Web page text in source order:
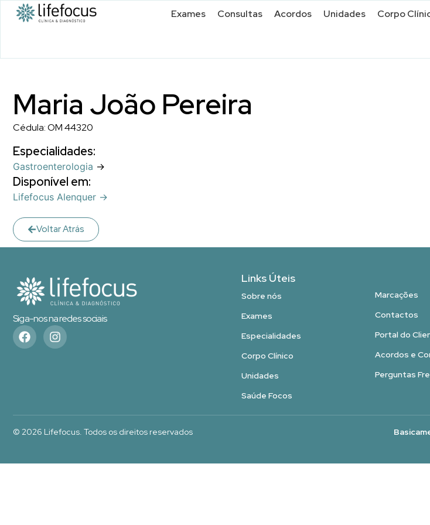
Exames Consultas Acordos Unidades Corpo
Maria João Pereira
Cédula: OM 44320
Especialidades:
Gastroenterologia →
Disponível em:
Lifefocus Alenquer →
Voltar Atrás
Siga-nos na redes sociais
Links Úteis
Sobre nós
Exames
Especialidades
Corpo Clínico
Unidades
Saúde Focos
Marcações
Contactos
Portal do
Acordos e
Perguntas
© 2026 Lifefocus. Todos os direitos reservados